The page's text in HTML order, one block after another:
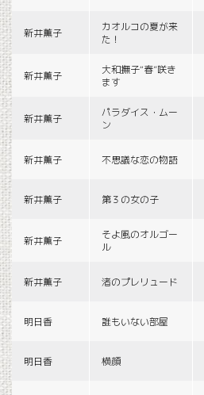
新井薫子
カオルコの夏が来
た！
新井薫子
大和撫子“春”咲き
ます
新井薫子
パラダイス・ムー
ン
新井薫子 不思議な恋の物語
新井薫子 第３の女の子
新井薫子
そよ風のオルゴー
ル
新井薫子 渚のプレリュード
明日香 誰もいない部屋
明日香 横顔